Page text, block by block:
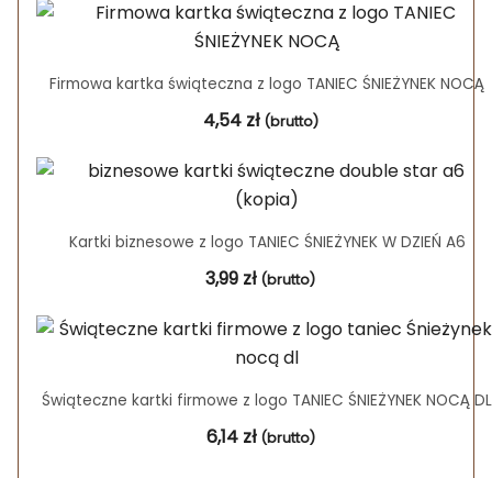
Firmowa kartka świąteczna z logo TANIEC ŚNIEŻYNEK NOCĄ
4,54 zł (brutto)
Kartki biznesowe z logo TANIEC ŚNIEŻYNEK W DZIEŃ A6
3,99 zł (brutto)
Świąteczne kartki firmowe z logo TANIEC ŚNIEŻYNEK NOCĄ DL
6,14 zł (brutto)